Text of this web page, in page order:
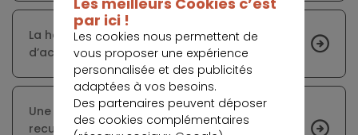
La hausse des prix fait baisser le pouvoir
d’achat immobilier des Français
Une campagne de prévention pour faire
reculer le surendettement dans le Pas-de-
par ici !
Les cookies nous permettent de
vous proposer une expérience
personnalisée et des publicités
adaptées à vos besoins.
Des partenaires peuvent déposer
des cookies complémentaires